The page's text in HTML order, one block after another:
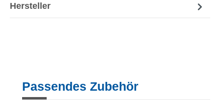
Hersteller
Produktgalerie überspringen
Passendes Zubehör